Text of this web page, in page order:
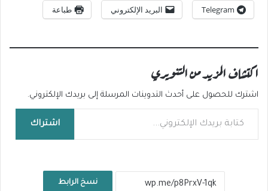
Telegram البريد الإلكتروني طباعة
اكتشاف المزيد من التنويري
اشترك للحصول على أحدث التدوينات المرسلة إلى بريدك الإلكتروني.
كتابة بريدك الإلكتروني...
اشتراك
نسخ الرابط